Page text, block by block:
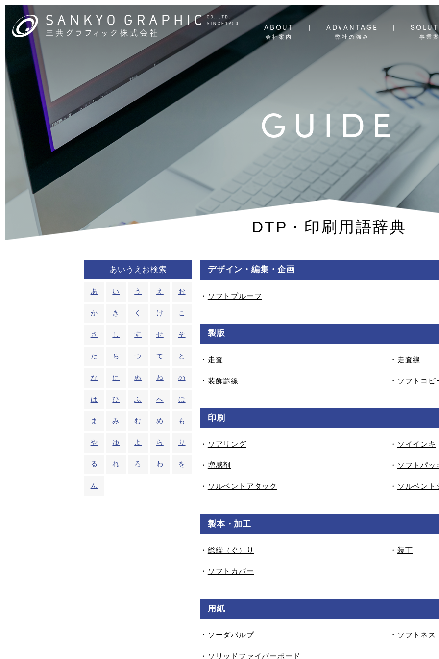
ABOUT
会社案内
ADVANTAGE
弊社の強み 事業
GUIDE
DTP・印刷用語辞典
あいうえお検索
あ い う え お
か き く け こ
さ し す せ そ
た ち つ て と
な に ぬ ね の
は ひ ふ へ ほ
ま み む め も
や ゆ よ ら り
る れ ろ わ を
ん
デザイン・編集・企画
・ ソフトプルーフ
製版
・ 走査 ・ 走査線
・ 装飾罫線 ・ ソフトコピ
印刷
・ ソアリング ・ ソイインキ
・ 増感剤 ・ ソフトパッ
・ ソルベントアタック ・ ソルベント
製本・加工
・ 総繰（ぐ）り ・ 装丁
・ ソフトカバー
用紙
・ ソーダパルプ ・ ソフトネス
・ ソリッドファイバーボード